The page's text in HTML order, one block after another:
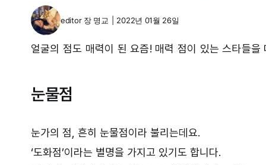
editor 장 명교 2022년 01월 26일
얼굴의 점도 매력이 된 요즘! 매력 점이 있는 스타들을
눈물점
눈가의 점, 흔히 눈물점이라 불리는데요.
‘도화점’이라는 별명을 가지고 있기도 합니다.